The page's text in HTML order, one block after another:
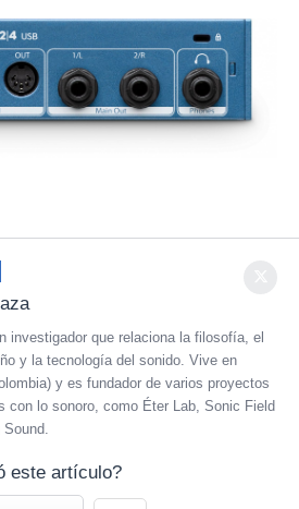
investigador que relaciona la filosofía, el
y la tecnología del sonido. Vive en
y es fundador de varios proyectos
con lo sonoro, como Éter Lab, Sonic Field
Sound.
este artículo?